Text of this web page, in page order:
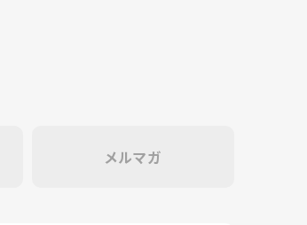
メルマガ